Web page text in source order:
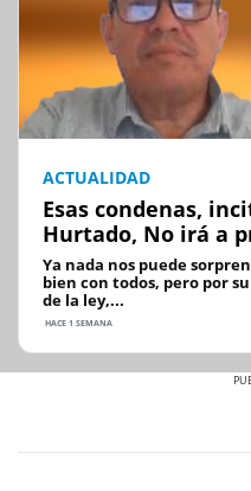
ACTUALIDAD
Esas condenas,
Hurtado, No irá a
Ya nada nos puede
bien con todos, pero por
de la ley,...
HACE 1 SEMANA